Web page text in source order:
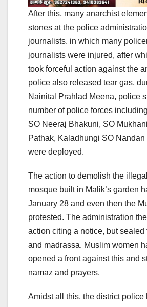
After this, many anarchist
stones at the police
journalists, in which many
journalists were injured, after
took forceful action against the
police also released tear gas,
Nainital Prahlad Meena, police
number of police forces
SO Neeraj Bhakuni, SO
Pathak, Kaladhungi SO
were deployed.
The action to demolish the
mosque built in Malik’s garden
January 28 and even then the
protested. The administration
action citing a notice, but sealed
and madrassa. Muslim women
opened a front against this and
namaz and prayers.
Amidst all this, the district police